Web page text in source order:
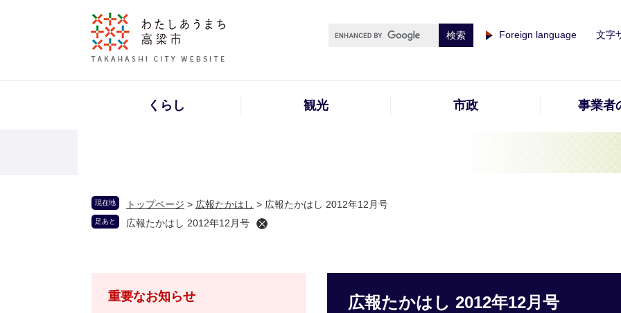
Foreign language 文字
くらし 観光 市政 事業者
現在地 トップページ > 広報たかはし > 広報たかはし 2012年12月号
足あと 広報たかはし 2012年12月号
広報たかはし 2012年12月号
重要なお知らせ